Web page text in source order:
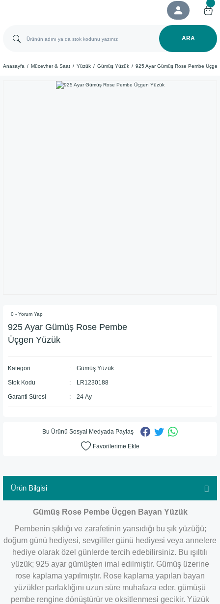
ARA
Anasayfa Mücevher & Saat Yüzük Gümüş Yüzük 925 Ayar Gümüş Rose Pembe
0 - Yorum Yap
925 Ayar Gümüş Rose Pembe
Üçgen Yüzük
Kategori Gümüş Yüzük
Stok Kodu LR1230188
Garanti Süresi 24 Ay
Bu Ürünü Sosyal Medyada Paylaş
Ürün Bilgisi
Gümüş Rose Pembe Üçgen Bayan Yüzük
Pembenin şıklığı ve zarafetinin yansıdığı bu şık yüzüğü;
doğum günü hediyesi, sevgililer günü hediyesi veya annelere
hediye olarak özel günlerde tercih edebilirsiniz. Bu ışıltılı
yüzük; 925 ayar gümüşten imal edilmiştir. Gümüş üzerine
rose kaplama yapılmıştır. Rose kaplama yapılan bayan
yüzükler parlaklığını uzun süre muhafaza eder, gümüşü
pembe rengine dönüştürür ve oksitlenmesi gecikir. Yüzük